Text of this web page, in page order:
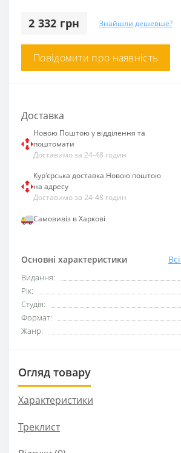
2 332 грн Знайшли дешевше?
Повідомити про наявність
Основні характеристики
Видання:
Рік:
Студія:
Формат:
Жанр:
Доставка
Новою Поштою у відділення та
поштомати
Доставимо за 24-48 годин
Кур'єрська доставка Новою поштою
на адресу
Доставимо за 24-48 годин
Самовивіз в Харкові
Огляд товару
Характеристики
Треклист